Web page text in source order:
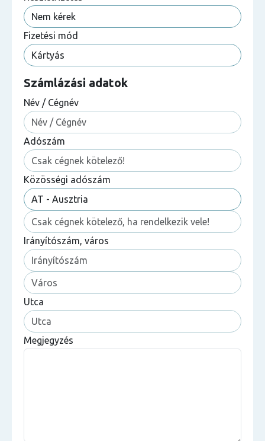
Fizetési mód
Számlázási adatok
Név / Cégnév
Adószám
Közösségi adószám
Irányítószám, város
Utca
Megjegyzés